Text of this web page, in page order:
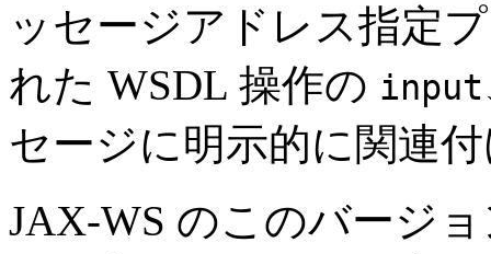
ッセージアドレス指定
れた WSDL 操作の input
セージに明示的に関連
JAX-WS のこのバージ